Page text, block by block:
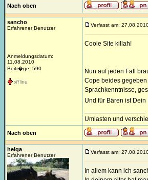
Nach oben
sancho
Erfahrener Benutzer
Anmeldungsdatum:
11.08.2010
Beitr�ge: 590
Verfasst am:
Coole Site killah!
Nun auf jeden Fall
Cope beides gegeben
Sprachkenntnisse,
Und für Bären ist
Umlasten und
Nach oben
helga
Erfahrener Benutzer
Verfasst am:
In allem kann ich